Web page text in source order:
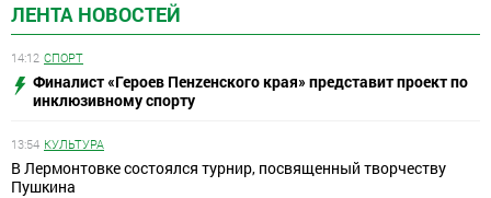
ЛЕНТА НОВОСТЕЙ
14:12 СПОРТ
Финалист «Героев Пенzенского края» представит проект по
инклюзивному спорту
13:54 КУЛЬТУРА
В Лермонтовке состоялся турнир, посвященный творчеству
Пушкина